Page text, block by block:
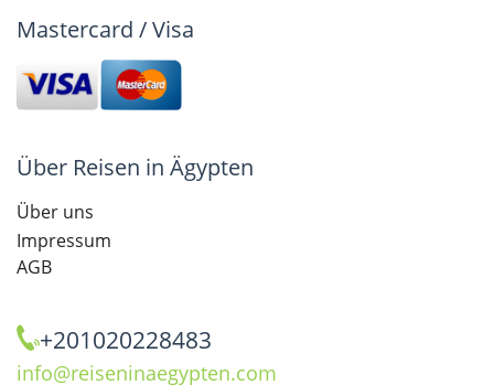
Mastercard / Visa
Über Reisen in Ägypten
Über uns
Impressum
AGB
+201020228483
info@reiseninaegypten.com